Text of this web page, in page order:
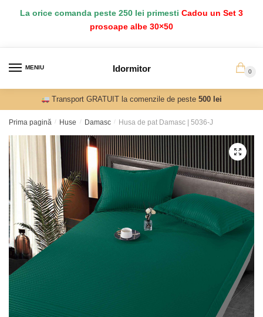
La orice comanda peste 250 lei primesti Cadou un Set 3
prosoape albe 30×50
MENIU Idormitor 0
Transport GRATUIT la comenzile de peste500 lei
Prima pagină / Huse / Damasc / Husa de pat Damasc | 5036-J